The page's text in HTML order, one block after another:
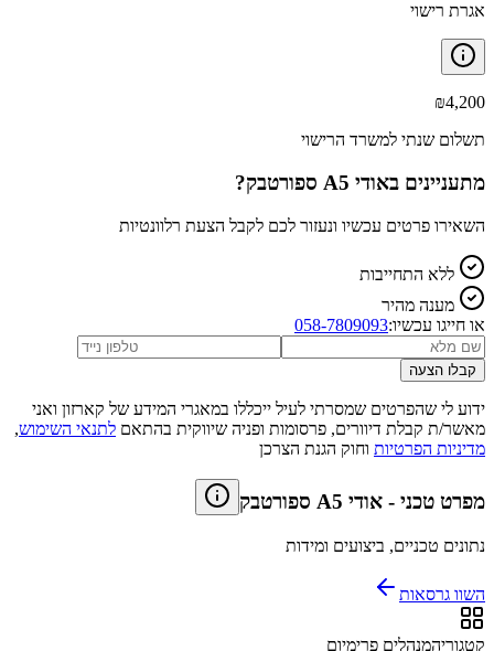
אגרת רישוי
₪4,200
תשלום שנתי למשרד הרישוי
מתעניינים באודי A5 ספורטבק ?
השאירו פרטים עכשיו ונעזור לכם לקבל הצעת רלוונטיות
ללא התחייבות
מענה מהיר
או חייגו עכשיו:058-7809093
קבלו הצעה
ידוע לי שהפרטים שמסרתי לעיל ייכללו במאגרי המידע של קארזון ואני
מאשר/ת קבלת דיוורים, פרסומות ופניה שיווקית בהתאם לתנאי השימוש,
מדיניות הפרטיות וחוק הגנת הצרכן
מפרט טכני - אודי A5 ספורטבק
נתונים טכניים, ביצועים ומידות
השוו גרסאות
קטגוריהמנהלים פרימיום